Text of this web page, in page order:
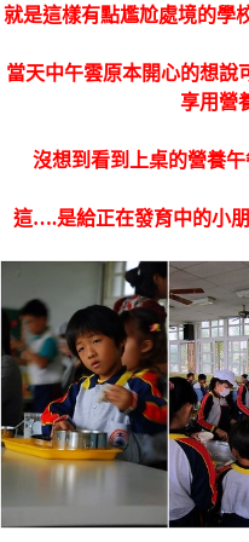
就是這樣有點尷尬處境的學
當天中午雲原本開心的想說
享用營
沒想到看到上桌的營養
這….是給正在發育中的小